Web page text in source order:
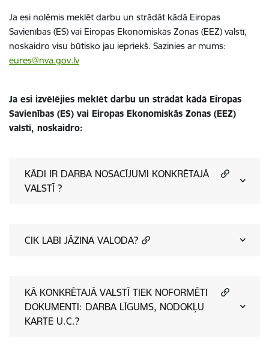
Ja esi nolēmis meklēt darbu un strādāt kādā Eiropas
Savienības (ES) vai Eiropas Ekonomiskās Zonas (EEZ) valstī,
noskaidro visu būtisko jau iepriekš. Sazinies ar mums:
eures@nva.gov.lv
Ja esi izvēlējies meklēt darbu un strādāt kādā Eiropas
Savienības (ES) vai Eiropas Ekonomiskās Zonas (EEZ)
valstī, noskaidro:
KĀDI IR DARBA NOSACĪJUMI KONKRĒTAJĀ
VALSTĪ ?
CIK LABI JĀZINA VALODA?
KĀ KONKRĒTAJĀ VALSTĪ TIEK NOFORMĒTI
DOKUMENTI: DARBA LĪGUMS, NODOKĻU
KARTE U.C.?